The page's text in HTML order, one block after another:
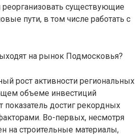
реорганизовать существующие
пути, в том числе работать с
на рынок Подмосковья?
рост активности региональных
объеме инвестиций
показатель достиг рекордных
Во-первых, несмотря
на строительные материалы,